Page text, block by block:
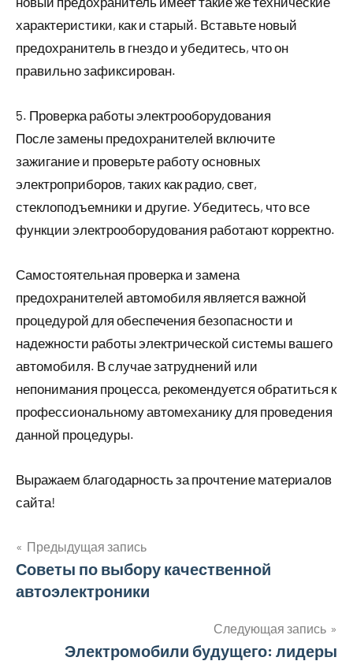
характеристики, как и старый. Вставьте новый
предохранитель в гнездо и убедитесь, что он
правильно зафиксирован.
5. Проверка работы электрооборудования
После замены предохранителей включите
зажигание и проверьте работу основных
электроприборов, таких как радио, свет,
стеклоподъемники и другие. Убедитесь, что все
функции электрооборудования работают корректно.
Самостоятельная проверка и замена
предохранителей автомобиля является важной
процедурой для обеспечения безопасности и
надежности работы электрической системы вашего
автомобиля. В случае затруднений или
непонимания процесса, рекомендуется обратиться к
профессиональному автомеханику для проведения
данной процедуры.
Выражаем благодарность за прочтение материалов
сайта!
Навигация
по
Предыдущая запись
Советы по выбору качественной
автоэлектроники
Следующая запись
Электромобили будущего: лидеры